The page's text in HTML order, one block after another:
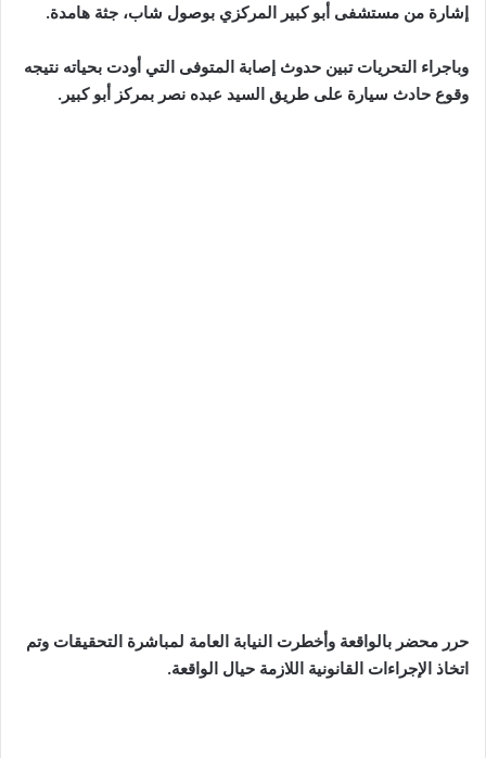
إشارة من مستشفى أبو كبير المركزي بوصول شاب، جثة هامدة.
وباجراء التحريات تبين حدوث إصابة المتوفى التي أودت بحياته نتيجه
وقوع حادث سيارة على طريق السيد عبده نصر بمركز أبو كبير.
حرر محضر بالواقعة وأخطرت النيابة العامة لمباشرة التحقيقات وتم
اتخاذ الإجراءات القانونية اللازمة حيال الواقعة.